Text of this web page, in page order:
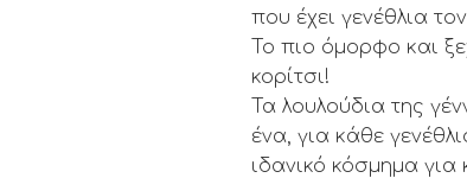
που έχει γενέθλια
Το πιο όμορφο και
κορίτσι!
Τα λουλούδια της
ένα, για κάθε
ιδανικό κόσμημα για